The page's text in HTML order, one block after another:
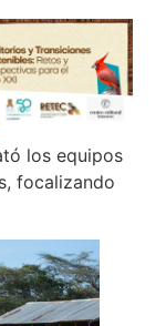
los equipos
focalizando